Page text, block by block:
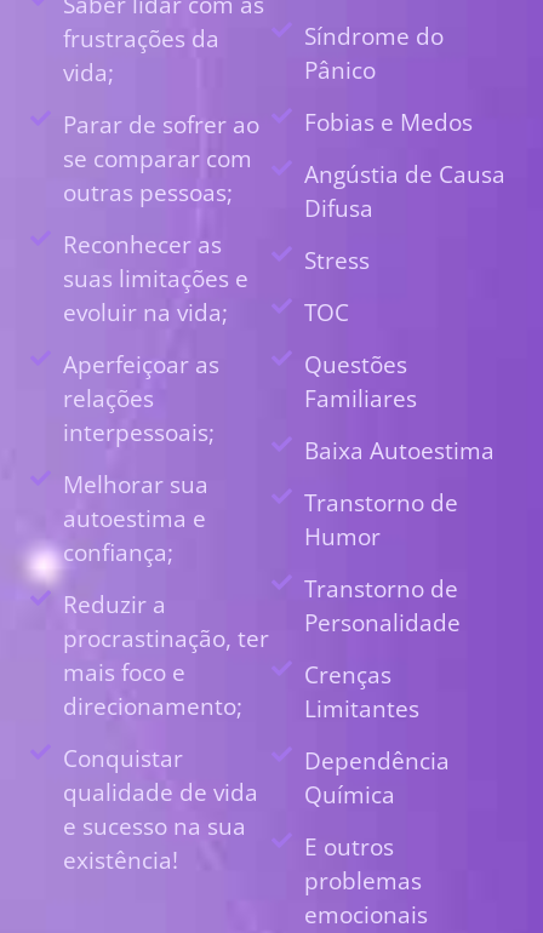
frustrações da
vida;
Parar de sofrer ao
se comparar com
outras pessoas;
Reconhecer as
suas limitações e
evoluir na vida;
Aperfeiçoar as
relações
interpessoais;
Melhorar sua
autoestima e
confiança;
Reduzir a
procrastinação, ter
mais foco e
direcionamento;
Conquistar
qualidade de vida
e sucesso na sua
existência!
Síndrome do
Pânico
Fobias e Medos
Angústia de Causa
Difusa
Stress
TOC
Questões
Familiares
Baixa Autoestima
Transtorno de
Humor
Transtorno de
Personalidade
Crenças
Limitantes
Dependência
Química
E outros
problemas
emocionais